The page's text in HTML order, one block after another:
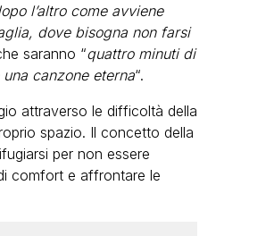
l’altro come avviene
dove bisogna non farsi
saranno “quattro minuti di
canzone eterna“.
attraverso le difficoltà della
spazio. Il concetto della
per non essere
comfort e affrontare le